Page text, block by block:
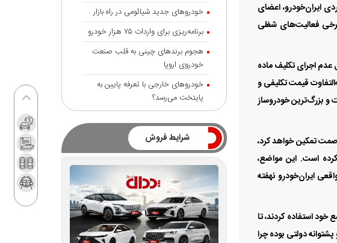
ایران‌خودرو، اعضای
فعالیت‌های شغلی
عدم اجرای تکلیف ماده
مابه‌التفاوت قیمت تکلیفی و
و بزرگ‌ترین خودروساز
صمت تمکین خواهد کرد،
است. این مواضع،
ایران‌خودرو نهفته
استفاده کردند، تا
دولتی بوده چرا
خودروهای جدید شیائومی در راه بازار
برنامه‌ریزی برای واردات ۷۵ هزار خودرو
هجوم برندهای چینی به قلب صنعت
خودروی اروپا
خودروهای خارجی با تعرفه پایین به
پایتخت می‌رسد؟
شرایط فروش